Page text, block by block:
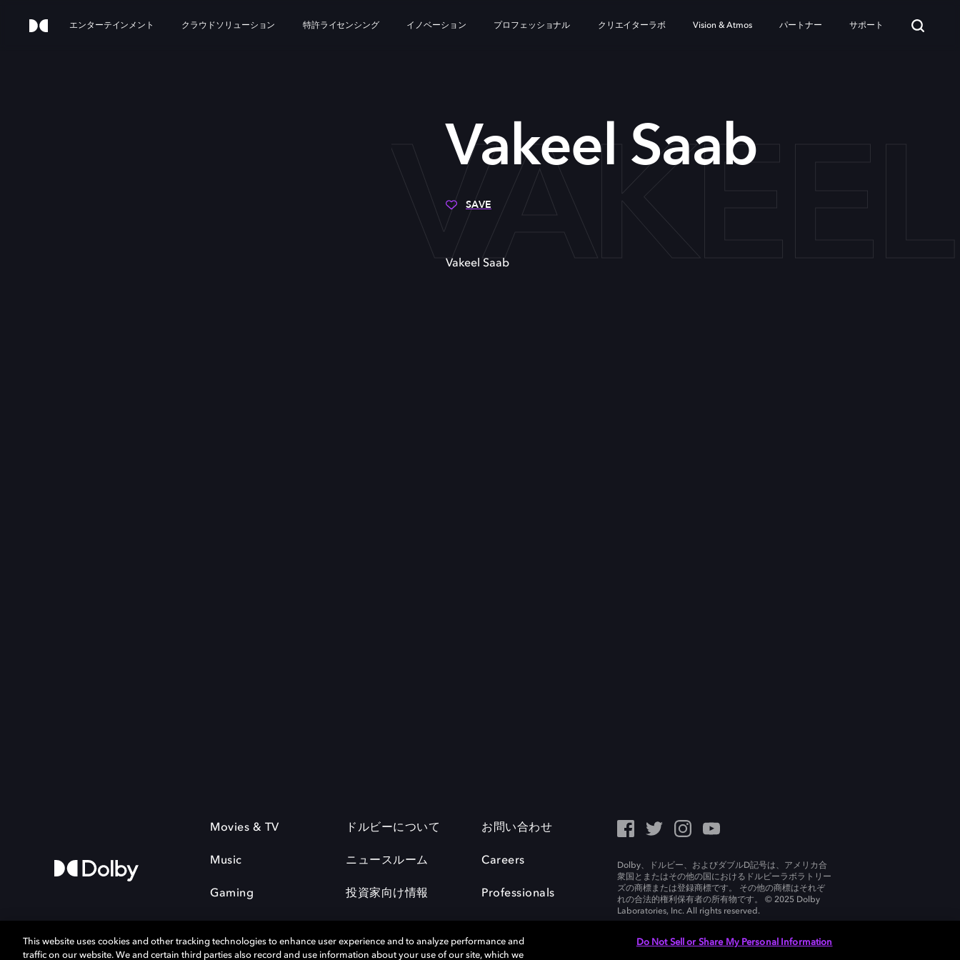
エンターテインメント クラウドソリューション 特許ライセンシング イノベーション プロフェッショナル クリエイターラボ Vision & Atmos パートナー サポート
Vakeel Saab
SAVE
Vakeel Saab
Movies & TV
Music
Gaming
ドルビーについて
ニュースルーム
投資家向け情報
お問い合わせ
Careers
Professionals
Dolby、ドルビー、およびダブルD記号は、アメリカ合
衆国とまたはその他の国におけるドルビーラボラトリー
ズの商標または登録商標です。 その他の商標はそれぞ
れの合法的権利保有者の所有物です。 © 2025 Dolby
Laboratories, Inc. All rights reserved.
This website uses cookies and other tracking technologies to enhance user experience and to analyze performance and
traffic on our website. We and certain third parties also record and use information about your use of our site, which we
Do Not Sell or Share My Personal Information